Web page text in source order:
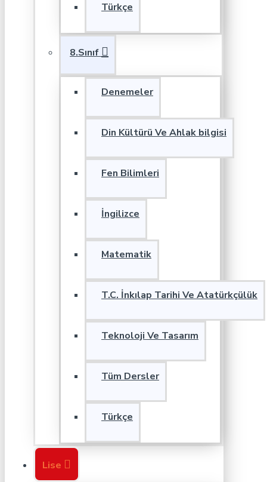
Türkçe
8.Sınıf
Denemeler
Din Kültürü Ve Ahlak bilgisi
Fen Bilimleri
İngilizce
Matematik
T.C. İnkılap Tarihi Ve Atatürkçülük
Teknoloji Ve Tasarım
Tüm Dersler
Türkçe
Lise